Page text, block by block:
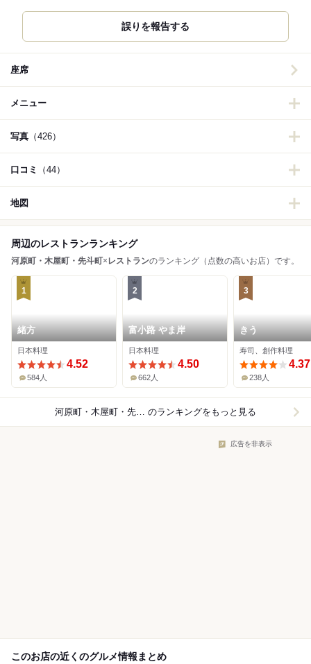
誤りを報告する
座席
メニュー
写真 （426）
口コミ （44）
地図
周辺のレストランランキング
河原町・木屋町・先斗町× レストランのランキング（点数の高いお店）です。
1
緒方
日本料理
4.52
584人
2
富小路 やま岸
日本料理
4.50
662人
3
きう
寿司、創作料理
4.37
238人
河原町・木屋町・先斗町×レストラン のランキングをもっと見る
広告を非表示
このお店の近くのグルメ情報まとめ